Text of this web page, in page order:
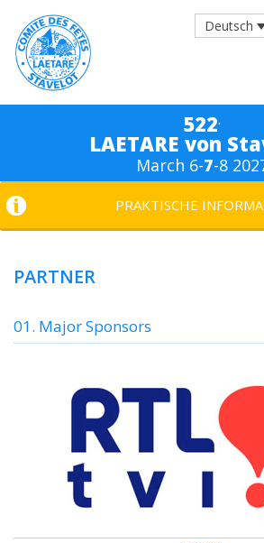
Deutsch
522.
LAETARE von
March 6-7-8
PRAKTISCHE
PARTNER
01. Major Sponsors